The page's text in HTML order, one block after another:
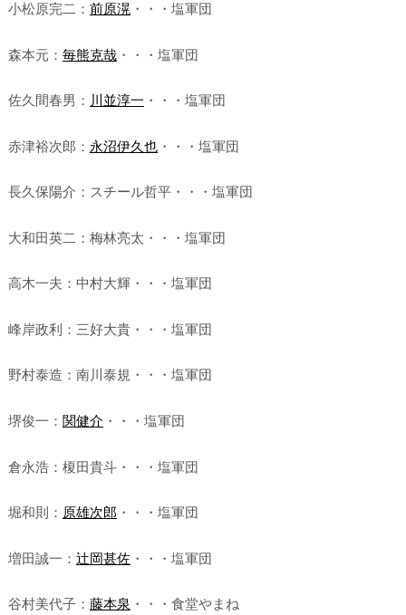
小松原完二： 前原滉 ・・・塩軍団
森本元： 毎熊克哉・・・塩軍団
佐久間春男： 川並淳一 ・・・塩軍団
赤津裕次郎： 永沼伊久也・・・塩軍団
長久保陽介：スチール哲平・・・塩軍団
大和田英二：梅林亮太・・・塩軍団
高木一夫：中村大輝・・・塩軍団
峰岸政利：三好大貴・・・塩軍団
野村泰造：南川泰規・・・塩軍団
堺俊一： 関健介 ・・・塩軍団
倉永浩：榎田貴斗・・・塩軍団
堀和則： 原雄次郎 ・・・塩軍団
増田誠一： 辻岡甚佐・・・塩軍団
谷村美代子： 藤本泉 ・・・食堂やまね